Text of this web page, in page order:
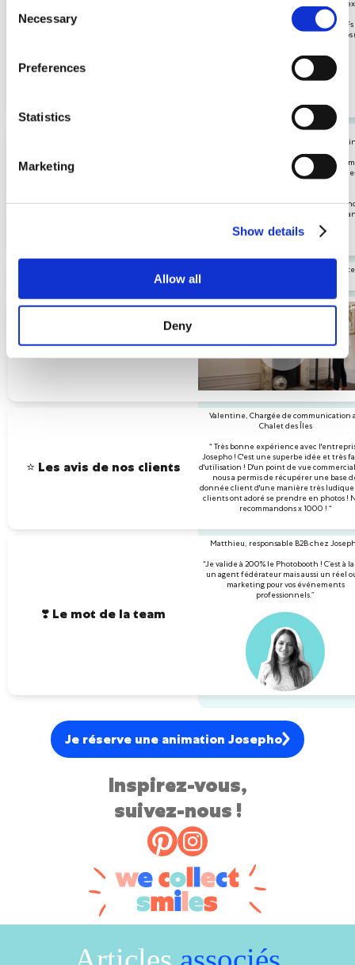
Selection
Necessary
Preferences
Statistics
Marketing
Show details
Allow all
Deny
d’un contour personnalisé + ajout d’un
ajout d’un logo)
📸 Prise illimitée de photos et de GIFs
🖨 Impression instantanée de 300 photos
💌 Envoi illimité par mail
🔗Galerie photo en ligne
☎️ Support technique 7/7jours
Découvrez les options !
(transport facile dans une voiture
Livraison au plus tard la veille de
et retour à faire le lendemain
🚚 Livraison & retour en point relais
- 60€ TTC (offerts dès 375 € TTC de
📍Livraison sur place pour 120€ TTC
⏱ Temps d'installation L'installation prend seulement 3
🎬 Vidéo d'installation
⭐️ Les avis de nos clients
Valentine, Chargée de communication
Chalet des Îles
“ Très bonne expérience avec
Josepho ! C'est une superbe idée et très
d'utilisation ! D'un point de vue
nous a permis de récupérer une base
donnée client d'une manière très ludique
clients ont adoré se prendre en photos !
recommandons x 1000 ! “
❣️ Le mot de la team
Matthieu, responsable B2B chez
“Je valide à 200% le Photobooth ! C’est à
un agent fédérateur mais aussi un réel
marketing pour vos événements
professionnels.”
Je réserve une animation Josepho
Inspirez-vous,
suivez-nous !